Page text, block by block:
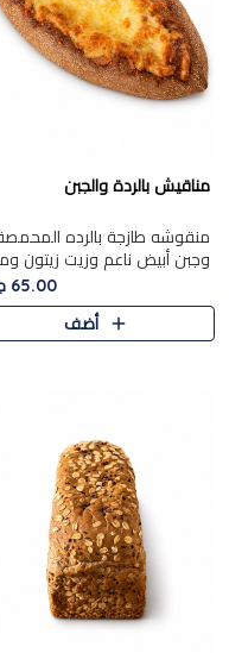
مناقيش بالردة والجبن
منقوشه طازجة بالرده
وجبن أبيض ناعم وزيت زيتون
مباشرة من الفرن.الرده مع
الجبن فوق عجينة طازجة.
65.00 جنيه
أضف